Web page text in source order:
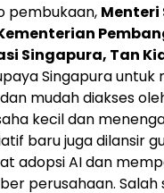
pembukaan, Menteri
Singapura, Tan
Singapura untuk
mudah diakses
kecil dan
baru juga dilansir
adopsi AI dan
perusahaan. Salah